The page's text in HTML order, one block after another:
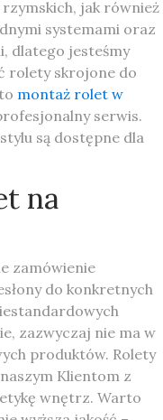
jak również
systemami oraz
dlatego jesteśmy
rolety skrojone do
montaż rolet w
serwis.
są dostępne dla
na
zamówienie
do konkretnych
zazwyczaj nie ma w
produktów. Rolety
Klientom z
wnętrz. Warto